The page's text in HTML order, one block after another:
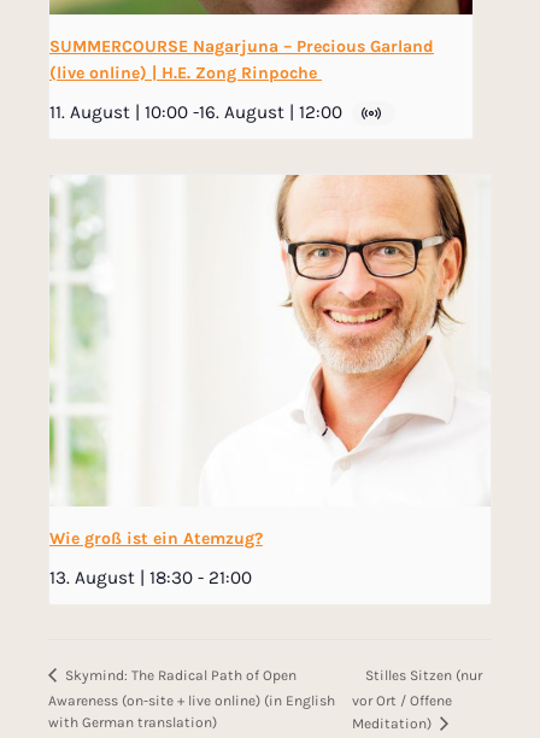
SUMMERCOURSE Nagarjuna – Precious Garland
(live online) | H.E. Zong Rinpoche
11. August | 10:00 -16. August | 12:00
Wie groß ist ein Atemzug?
13. August | 18:30 - 21:00
Skymind: The Radical Path of Open
Awareness (on-site + live online) (in English
with German translation)
Stilles Sitzen (nur
vor Ort / Offene
Meditation)